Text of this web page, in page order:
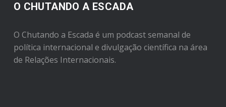
O CHUTANDO A ESCADA
O Chutando a Escada é um podcast semanal de
política internacional e divulgação científica na área
de Relações Internacionais.